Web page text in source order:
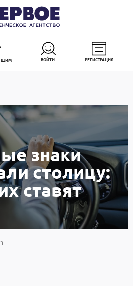
ВОЙТИ РЕГИСТРАЦИЯ
знаки
столицу:
ставят